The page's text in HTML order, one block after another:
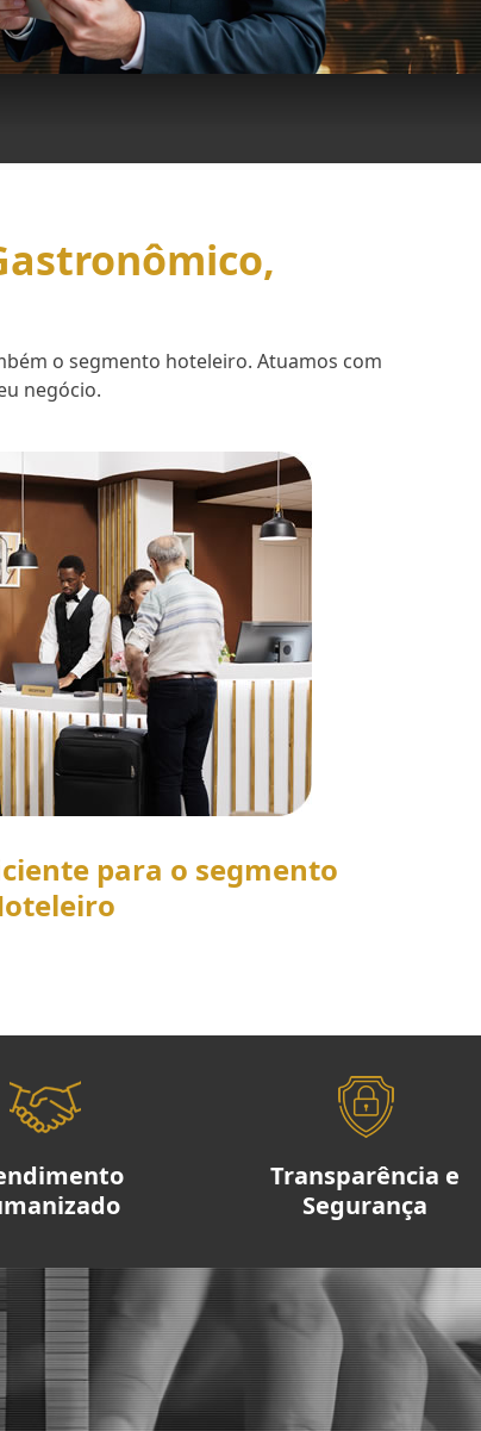
o segmento hoteleiro. Atuamos com
negócio.
para o segmento
Transparência e
Segurança